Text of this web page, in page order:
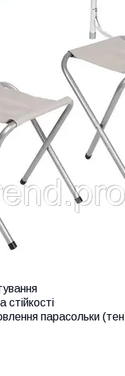
парасольки